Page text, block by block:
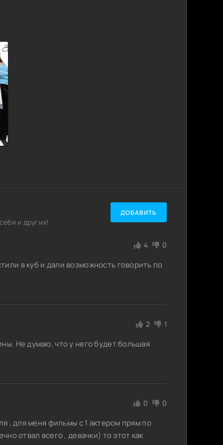
и других!
ДОБАВИТЬ
4 0
в куб и дали возможность говорить по
2 1
Не думаю, что у него будет большая
0 0
, для меня фильмы с 1 актером прям по
отвал всего , девачки) то этот как